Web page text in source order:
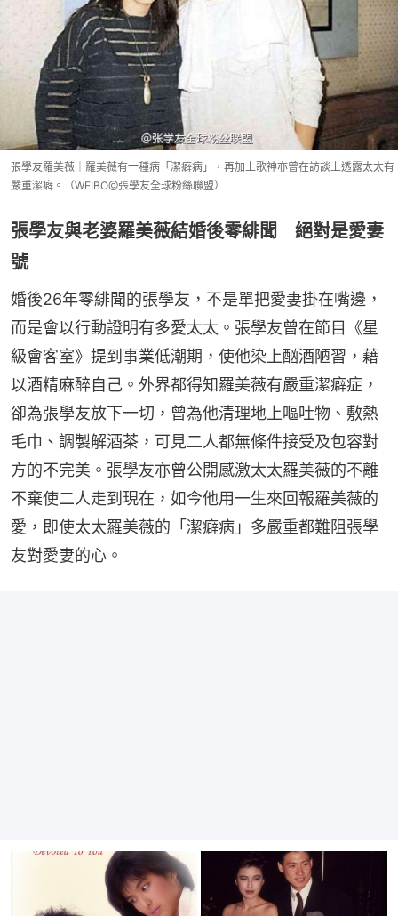
張學友羅美薇｜羅美薇有一種病「潔癖病」，再加上歌神亦曾在訪談上透露太太有
嚴重潔癖。（WEIBO@張學友全球粉絲聯盟）
張學友與老婆羅美薇結婚後零緋聞 絕對是愛妻
號
婚後26年零緋聞的張學友，不是單把愛妻掛在嘴邊，
而是會以行動證明有多愛太太。張學友曾在節目《星
級會客室》提到事業低潮期，使他染上酗酒陋習，藉
以酒精麻醉自己。外界都得知羅美薇有嚴重潔癖症，
卻為張學友放下一切，曾為他清理地上嘔吐物、敷熱
毛巾、調製解酒茶，可見二人都無條件接受及包容對
方的不完美。張學友亦曾公開感激太太羅美薇的不離
不棄使二人走到現在，如今他用一生來回報羅美薇的
愛，即使太太羅美薇的「潔癖病」多嚴重都難阻張學
友對愛妻的心。